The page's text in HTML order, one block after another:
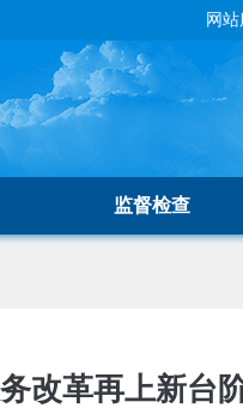
网
监督检查
改革再上新台